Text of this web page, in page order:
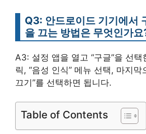
Q3: 안드로이드 기기에서
을 끄는 방법은 무엇인가요
A3: 설정 앱을 열고 “구글”을 선택
릭, “음성 인식” 메뉴 선택, 마지막
끄기”를 선택하면 됩니다.
Table of Contents